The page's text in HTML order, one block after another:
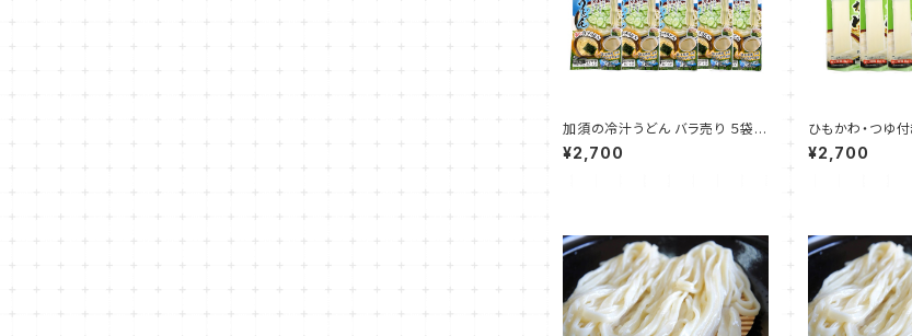
加須の冷汁うどん バラ売り ５袋
冷汁のつゆ入り
¥2,700
ひもかわ・つゆ
通常タイプ
cm
¥2,700